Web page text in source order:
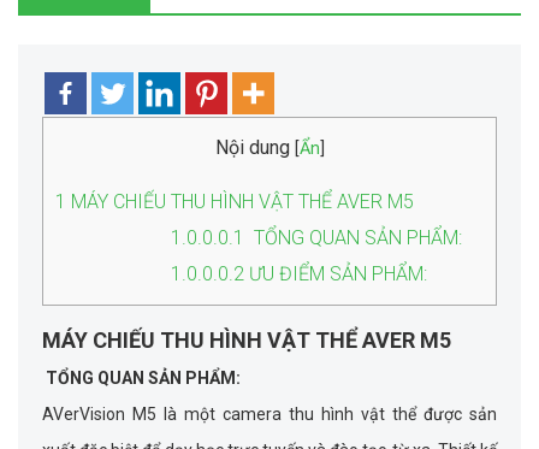
Nội dung [Ẩn
1 MÁY CHIẾU THU HÌNH VẬT THỂ AVER M5
1.0.0.0.1
TỔNG QUAN SẢN PHẨM:
1.0.0.0.2 ƯU ĐIỂM SẢN PHẨM:
MÁY CHIẾU THU HÌNH VẬT THỂ AVER M5
TỔNG QUAN SẢN PHẨM:
AVerVision M5 là một camera thu hình vật thể được sản